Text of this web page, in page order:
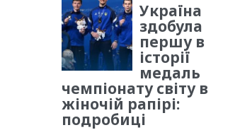
Україна
здобула
першу в
історії
медаль
чемпіонату світу в
жіночій рапірі:
подробиці